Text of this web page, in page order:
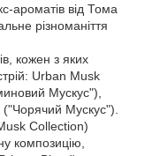
ароматів від Тома
різноманіття
кожен з яких
Urban Musk
Мускус"),
Мускус").
Collection)
композицію,